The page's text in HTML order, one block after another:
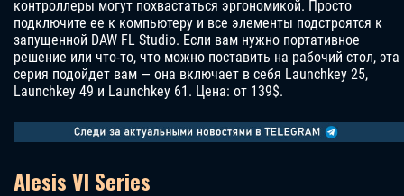
контроллеры могут похвастаться эргономикой. Просто
подключите ее к компьютеру и все элементы подстроятся к
запущенной DAW FL Studio. Если вам нужно портативное
решение или что-то, что можно поставить на рабочий стол, эта
серия подойдет вам — она включает в себя Launchkey 25,
Launchkey 49 и Launchkey 61. Цена: от 139$.
Alesis VI Series